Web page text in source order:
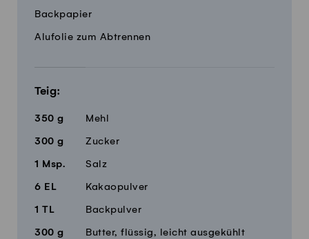
MengeZutaten
Backpapier
Alufolie zum Abtrennen
Teig:
350 g Mehl
300 g Zucker
1 Msp. Salz
6 EL Kakaopulver
1 TL Backpulver
300 g Butter, flüssig, leicht ausgekühlt